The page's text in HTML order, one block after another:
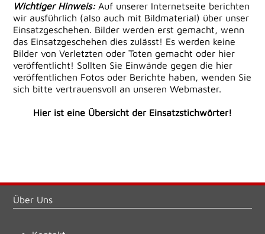
Wichtiger Hinweis: Auf unserer Internetseite berichten
wir ausführlich (also auch mit Bildmaterial) über unser
Einsatzgeschehen. Bilder werden erst gemacht, wenn
das Einsatzgeschehen dies zulässt! Es werden keine
Bilder von Verletzten oder Toten gemacht oder hier
veröffentlicht! Sollten Sie Einwände gegen die hier
veröffentlichen Fotos oder Berichte haben, wenden Sie
sich bitte vertrauensvoll an unseren Webmaster.
Hier ist eine Übersicht der Einsatzstichwörter!
Über Uns